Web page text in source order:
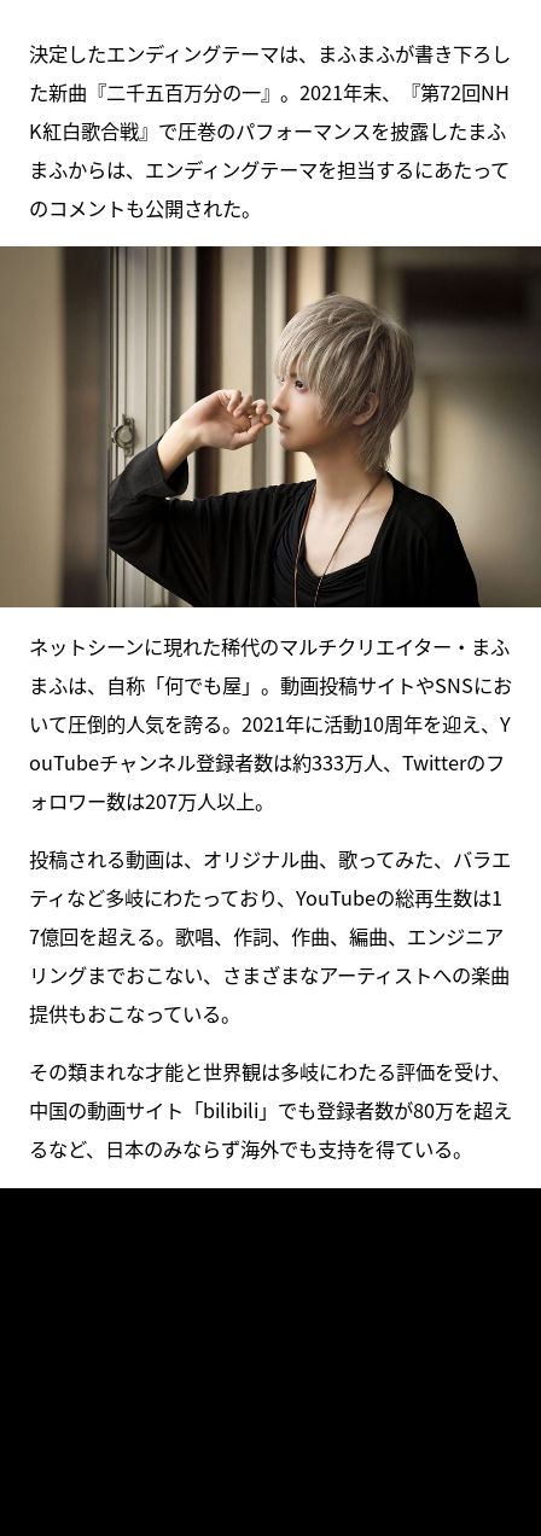
決定したエンディングテーマは、まふまふが書き下ろし
た新曲『二千五百万分の一』。2021年末、『第72回NH
K紅白歌合戦』で圧巻のパフォーマンスを披露したまふ
まふからは、エンディングテーマを担当するにあたって
のコメントも公開された。
ネットシーンに現れた稀代のマルチクリエイター・まふ
まふは、自称「何でも屋」。動画投稿サイトやSNSにお
いて圧倒的人気を誇る。2021年に活動10周年を迎え、Y
ouTubeチャンネル登録者数は約333万人、Twitterのフ
ォロワー数は207万人以上。
投稿される動画は、オリジナル曲、歌ってみた、バラエ
ティなど多岐にわたっており、YouTubeの総再生数は1
7億回を超える。歌唱、作詞、作曲、編曲、エンジニア
リングまでおこない、さまざまなアーティストへの楽曲
提供もおこなっている。
その類まれな才能と世界観は多岐にわたる評価を受け、
中国の動画サイト「bilibili」でも登録者数が80万を超え
るなど、日本のみならず海外でも支持を得ている。